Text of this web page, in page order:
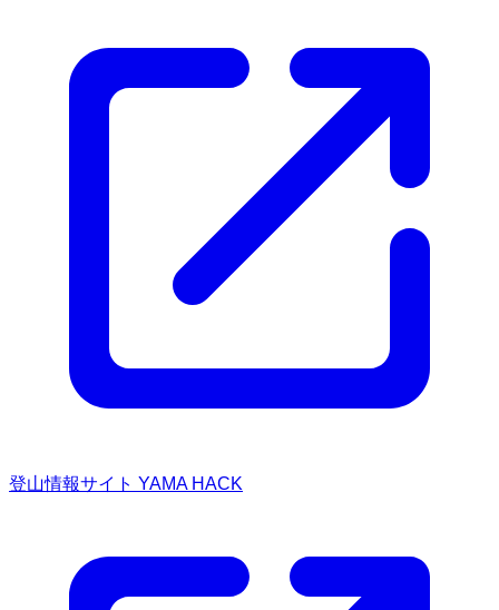
登山情報サイト YAMA HACK